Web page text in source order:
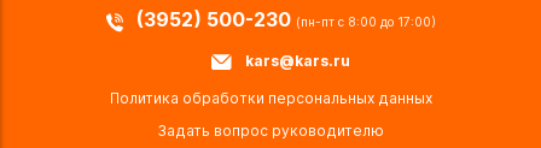
(3952) 500-230 (пн-пт с 8:00 до 17:00)
kars@kars.ru
Политика обработки персональных данных
Задать вопрос руководителю